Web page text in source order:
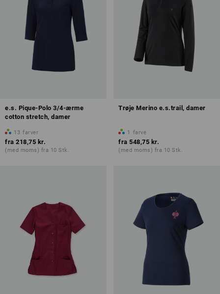
e.s. Pique-Polo 3/4-ærme
cotton stretch, damer
13 farver
fra 218,75 kr.
(med moms) fra 10 Stk.
Trøje Merino e.s.trail, damer
1 farve
fra 548,75 kr.
(med moms) fra 10 Stk.